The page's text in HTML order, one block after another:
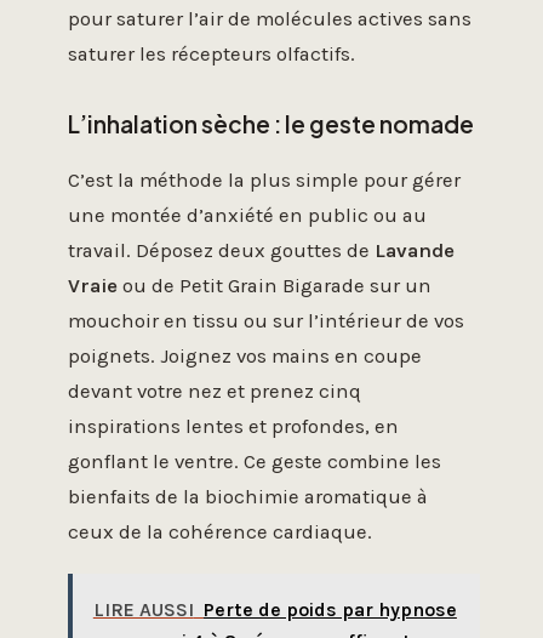
pour saturer l’air de molécules actives sans
saturer les récepteurs olfactifs.
L’inhalation sèche : le geste nomade
C’est la méthode la plus simple pour gérer
une montée d’anxiété en public ou au
travail. Déposez deux gouttes de Lavande
Vraie ou de Petit Grain Bigarade sur un
mouchoir en tissu ou sur l’intérieur de vos
poignets. Joignez vos mains en coupe
devant votre nez et prenez cinq
inspirations lentes et profondes, en
gonflant le ventre. Ce geste combine les
bienfaits de la biochimie aromatique à
ceux de la cohérence cardiaque.
LIRE AUSSI Perte de poids par hypnose